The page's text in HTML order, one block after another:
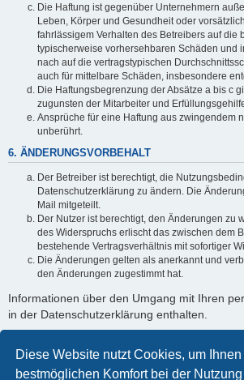
Diese Website nutzt Cookies, um Ihnen
bestmöglichen Komfort bei der Nutzung
Die Haftung ist gegenüber Unternehmern
Leben, Körper und Gesundheit oder
fahrlässigem Verhalten des Betreibers auf die
typischerweise vorhersehbaren Schäden und
nach auf die vertragstypischen
auch für mittelbare Schäden, insbesondere
Die Haftungsbegrenzung der Absätze a bis c
zugunsten der Mitarbeiter und
Ansprüche für eine Haftung aus zwingendem
unberührt.
6. ÄNDERUNGSVORBEHALT
Der Betreiber ist berechtigt, die
Datenschutzerklärung zu ändern. Die
Mail mitgeteilt.
Der Nutzer ist berechtigt, den Änderungen zu
des Widerspruchs erlischt das zwischen dem
bestehende Vertragsverhältnis mit sofortiger
Die Änderungen gelten als anerkannt und
den Änderungen zugestimmt hat.
Informationen über den Umgang mit Ihren
in der Datenschutzerklärung enthalten.